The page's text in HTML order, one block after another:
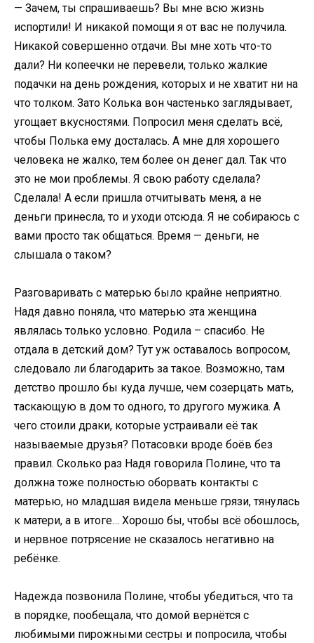
— Зачем, ты спрашиваешь? Вы мне всю жизнь
испортили! И никакой помощи я от вас не получила.
Никакой совершенно отдачи. Вы мне хоть что-то
дали? Ни копеечки не перевели, только жалкие
подачки на день рождения, которых и не хватит ни на
что толком. Зато Колька вон частенько заглядывает,
угощает вкусностями. Попросил меня сделать всё,
чтобы Полька ему досталась. А мне для хорошего
человека не жалко, тем более он денег дал. Так что
это не мои проблемы. Я свою работу сделала?
Сделала! А если пришла отчитывать меня, а не
деньги принесла, то и уходи отсюда. Я не собираюсь с
вами просто так общаться. Время — деньги, не
слышала о таком?
Разговаривать с матерью было крайне неприятно.
Надя давно поняла, что матерью эта женщина
являлась только условно. Родила – спасибо. Не
отдала в детский дом? Тут уж оставалось вопросом,
следовало ли благодарить за такое. Возможно, там
детство прошло бы куда лучше, чем созерцать мать,
таскающую в дом то одного, то другого мужика. А
чего стоили драки, которые устраивали её так
называемые друзья? Потасовки вроде боёв без
правил. Сколько раз Надя говорила Полине, что та
должна тоже полностью оборвать контакты с
матерью, но младшая видела меньше грязи, тянулась
к матери, а в итоге… Хорошо бы, чтобы всё обошлось,
и нервное потрясение не сказалось негативно на
ребёнке.
Надежда позвонила Полине, чтобы убедиться, что та
в порядке, пообещала, что домой вернётся с
любимыми пирожными сестры и попросила, чтобы